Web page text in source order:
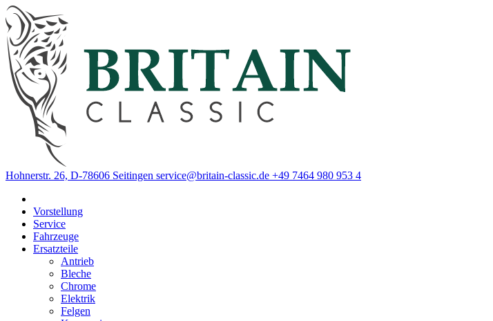
Hohnerstr. 26, D-78606 Seitingen service@britain-classic.de +49 7464 980 953 4
Vorstellung
Service
Fahrzeuge
Ersatzteile
Antrieb
Bleche
Chrome
Elektrik
Felgen